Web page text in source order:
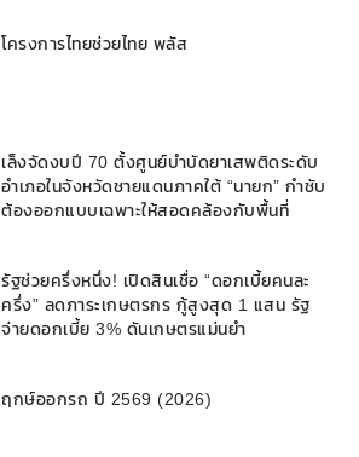
โครงการไทยช่วยไทย พลัส
เล็งจัดงบปี 70 ตั้งศูนย์บำบัดยาเสพติดระดับ
อำเภอในจังหวัดชายแดนภาคใต้ “นายก” กำชับ
ต้องออกแบบเฉพาะให้สอดคล้องกับพื้นที่
รัฐช่วยครึ่งหนึ่ง! เปิดสินเชื่อ “ดอกเบี้ยคนละ
ครึ่ง” ลดภาระเกษตรกร กู้สูงสุด 1 แสน รัฐ
จ่ายดอกเบี้ย 3% ดันเกษตรแม่นยำ
ฤกษ์ออกรถ ปี 2569 (2026)